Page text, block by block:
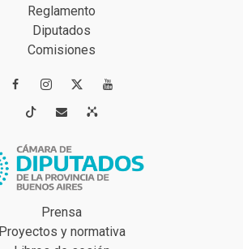
Reglamento
Diputados
Comisiones
 
 
Prensa
Proyectos y normativa